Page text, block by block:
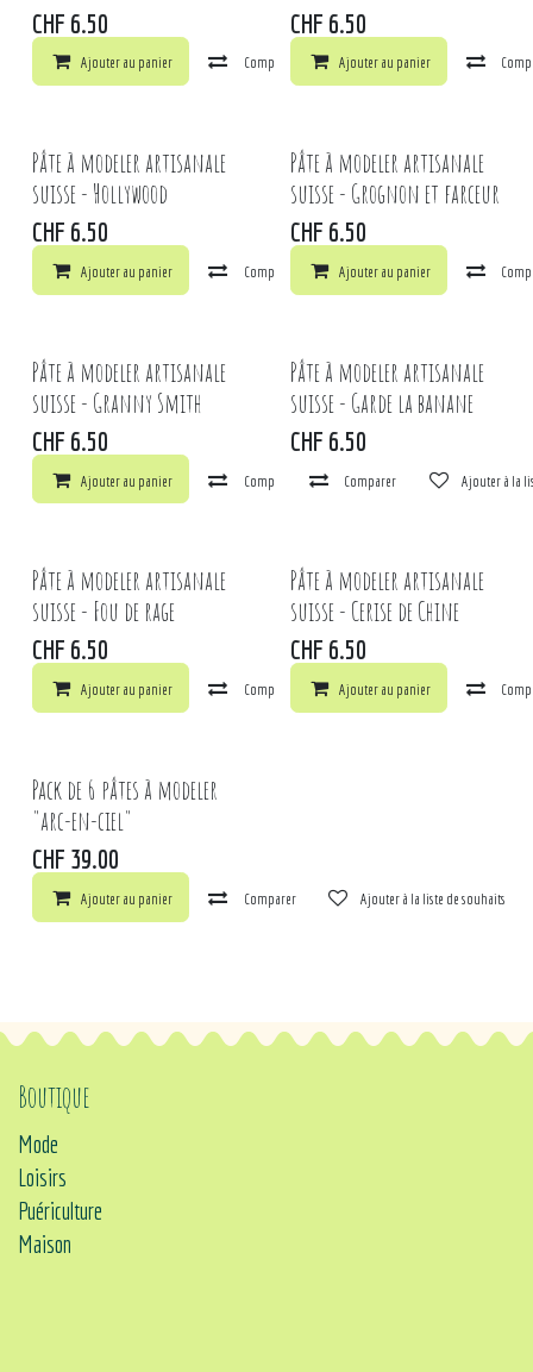
CHF 6.50
Ajouter au panier Comparer Ajouter à la liste de souhaits
CHF 6.50
Ajouter au panier
Pâte à modeler artisanale
suisse - Hollywood
CHF 6.50
Ajouter au panier Comparer Ajouter à la liste de souhaits
Pâte à modeler artisanale
suisse - Grognon et farceur
CHF 6.50
Ajouter au panier
Pâte à modeler artisanale
suisse - Granny Smith
CHF 6.50
Ajouter au panier Comparer Ajouter à la liste de souhaits
Pâte à modeler artisanale
suisse - Garde la banane
CHF 6.50
Comparer Ajouter à la
Pâte à modeler artisanale
suisse - Fou de rage
CHF 6.50
Ajouter au panier Comparer Ajouter à la liste de souhaits
Pâte à modeler artisanale
suisse - Cerise de Chine
CHF 6.50
Ajouter au panier
Pack de 6 pâtes à modeler
"arc-en-ciel"
CHF 39.00
Ajouter au panier Comparer Ajouter à la liste de souhaits
Boutique
Mode
Loisirs
Puériculture
Maison